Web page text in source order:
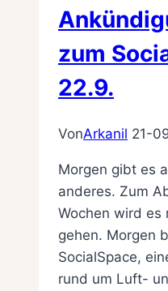
zum
22.9.
VonArkanil 21-
Morgen gibt es
anderes. Zum
Wochen wird es
gehen. Morgen
SocialSpace,
rund um Luft-